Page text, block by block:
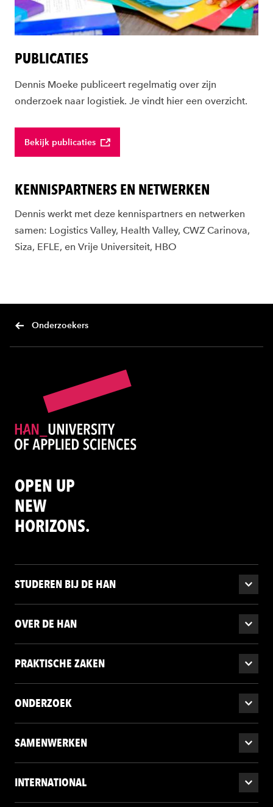
PUBLICATIES
Dennis Moeke publiceert regelmatig over zijn
onderzoek naar logistiek. Je vindt hier een overzicht.
Bekijk publicaties
KENNISPARTNERS EN NETWERKEN
Dennis werkt met deze kennispartners en netwerken
samen: Logistics Valley, Health Valley, CWZ Carinova,
Siza, EFLE, en Vrije Universiteit, HBO
Onderzoekers
OPEN UP
NEW
HORIZONS.
STUDEREN BIJ DE HAN
OVER DE HAN
PRAKTISCHE ZAKEN
ONDERZOEK
SAMENWERKEN
INTERNATIONAL